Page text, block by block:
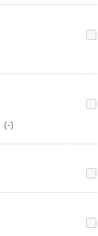
(-)